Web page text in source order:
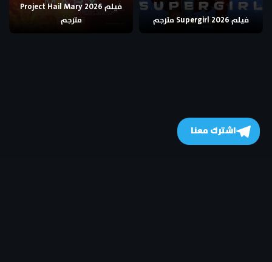
فيلم Supergirl 2026 مترجم
فيلم Project Hail Mary 2026
مترجم
اشترك معنا